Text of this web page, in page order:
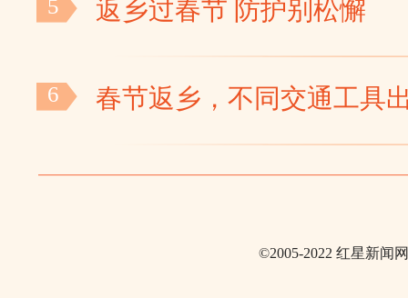
5 返乡过春节 防护别松懈
6 春节返乡，不同交通工具
©2005-2022 红星新闻